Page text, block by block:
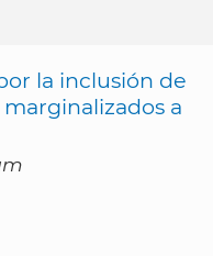
la inclusión de
a